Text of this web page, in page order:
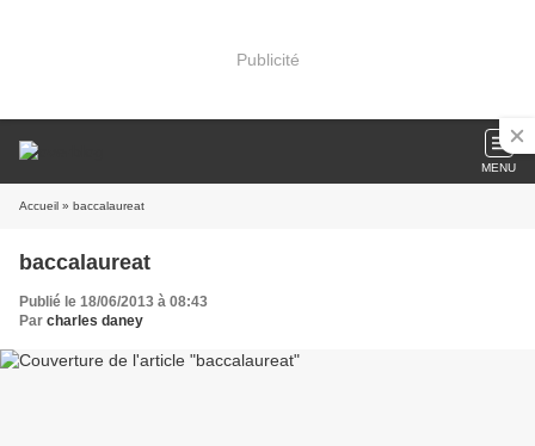
Publicité
MENU
Accueil » baccalaureat
baccalaureat
Publié le 18/06/2013 à 08:43
Par charles daney